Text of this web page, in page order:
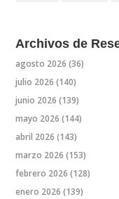
Archivos de
agosto 2026 (36)
julio 2026 (140)
junio 2026 (139)
mayo 2026 (144)
abril 2026 (143)
marzo 2026 (153)
febrero 2026 (128)
enero 2026 (139)